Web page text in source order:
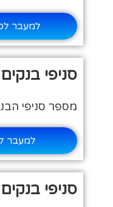
למעבר
סניפי
מספר סניפי
למעבר
סניפי